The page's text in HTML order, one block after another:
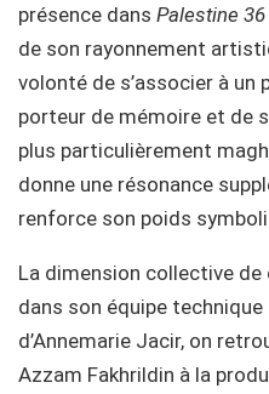
présence dans Palestine 36
de son rayonnement
volonté de s’associer à
porteur de mémoire et de
plus particulièrement
donne une résonance
renforce son poids
La dimension collective
dans son équipe
d’Annemarie Jacir, on
Azzam Fakhrildin à la